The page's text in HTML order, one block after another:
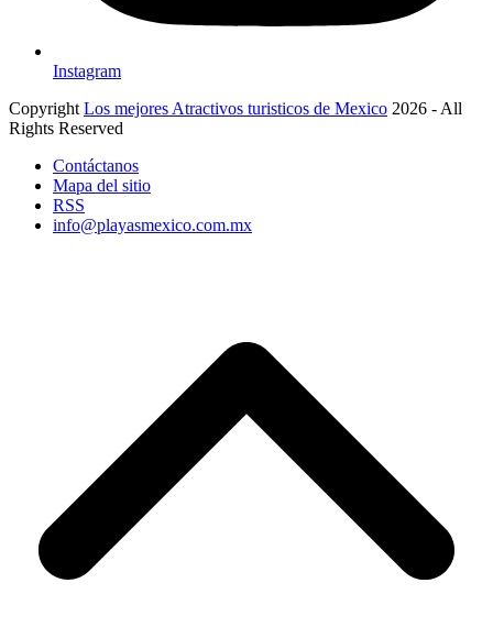
Instagram
Copyright Los mejores Atractivos turisticos de Mexico 2026 - All
Rights Reserved
Contáctanos
Mapa del sitio
RSS
info@playasmexico.com.mx